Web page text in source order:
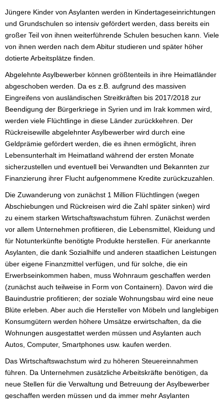
Jüngere Kinder von Asylanten werden in Kindertageseinrichtungen
und Grundschulen so intensiv gefördert werden, dass bereits ein
großer Teil von ihnen weiterführende Schulen besuchen kann. Viele
von ihnen werden nach dem Abitur studieren und später höher
dotierte Arbeitsplätze finden.
Abgelehnte Asylbewerber können größtenteils in ihre Heimatländer
abgeschoben werden. Da es z.B. aufgrund des massiven
Eingreifens von ausländischen Streitkräften bis 2017/2018 zur
Beendigung der Bürgerkriege in Syrien und im Irak kommen wird,
werden viele Flüchtlinge in diese Länder zurückkehren. Der
Rückreisewille abgelehnter Asylbewerber wird durch eine
Geldprämie gefördert werden, die es ihnen ermöglicht, ihren
Lebensunterhalt im Heimatland während der ersten Monate
sicherzustellen und eventuell bei Verwandten und Bekannten zur
Finanzierung ihrer Flucht aufgenommene Kredite zurückzuzahlen.
Die Zuwanderung von zunächst 1 Million Flüchtlingen (wegen
Abschiebungen und Rückreisen wird die Zahl später sinken) wird
zu einem starken Wirtschaftswachstum führen. Zunächst werden
vor allem Unternehmen profitieren, die Lebensmittel, Kleidung und
für Notunterkünfte benötigte Produkte herstellen. Für anerkannte
Asylanten, die dank Sozialhilfe und anderen staatlichen Leistungen
über eigene Finanzmittel verfügen, und für solche, die ein
Erwerbseinkommen haben, muss Wohnraum geschaffen werden
(zunächst auch teilweise in Form von Containern). Davon wird die
Bauindustrie profitieren; der soziale Wohnungsbau wird eine neue
Blüte erleben. Aber auch die Hersteller von Möbeln und langlebigen
Konsumgütern werden höhere Umsätze erwirtschaften, da die
Wohnungen ausgestattet werden müssen und Asylanten auch
Autos, Computer, Smartphones usw. kaufen werden.
Das Wirtschaftswachstum wird zu höheren Steuereinnahmen
führen. Da Unternehmen zusätzliche Arbeitskräfte benötigen, da
neue Stellen für die Verwaltung und Betreuung der Asylbewerber
geschaffen werden müssen und da immer mehr Asylanten